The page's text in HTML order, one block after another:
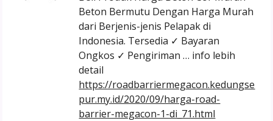
Beton Bermutu Dengan Harga Murah
dari Berjenis-jenis Pelapak di
Indonesia. Tersedia ✓ Bayaran
Ongkos ✓ Pengiriman … info lebih
detail
https://roadbarriermegacon.kedungse
pur.my.id/2020/09/harga-road-
barrier-megacon-1-di_71.html